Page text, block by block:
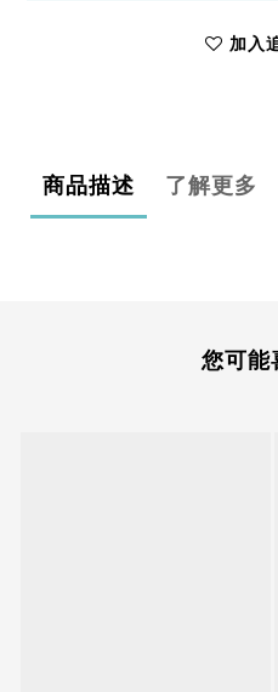
加入
商品描述 了解更多
您可